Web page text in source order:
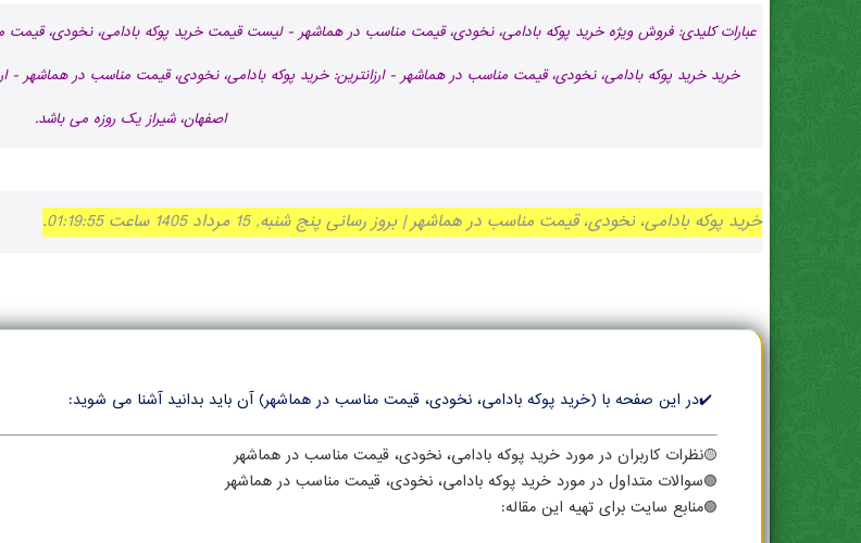
عبارات کلیدی: فروش ویژه خرید پوکه بادامی، نخودی، قیمت مناسب در هماشهر - لیست قیمت خرید پوکه بادامی، نخودی،
خرید خرید پوکه بادامی، نخودی، قیمت مناسب در هماشهر - ارزانترین: خرید پوکه بادامی، نخودی، قیمت مناسب در هماشهر -
اصفهان، شیراز یک روزه می باشد.
خرید پوکه بادامی، نخودی، قیمت مناسب در هماشهر | بروز رسانی پنج شنبه, 15 مرداد 1405 ساعت 01:19:55.
✔️در این صفحه با (خرید پوکه بادامی، نخودی، قیمت مناسب در هماشهر) آن باید بدانید آشنا می شوید:
🟡نظرات کاربران در مورد خرید پوکه بادامی، نخودی، قیمت مناسب در هماشهر
🟢سوالات متداول در مورد خرید پوکه بادامی، نخودی، قیمت مناسب در هماشهر
🟣منابع سایت برای تهیه این مقاله: